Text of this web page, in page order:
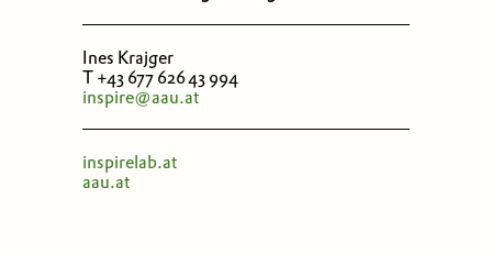
Ines Krajger
T +43 677 626 43 994
inspire@aau.at
inspirelab.at
aau.at